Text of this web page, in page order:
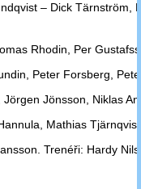
– Dick Tärnström,
Rhodin, Per
Peter Forsberg,
Jönsson, Niklas
Mathias
Trenéři: Hardy